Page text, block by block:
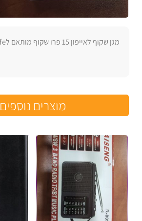
מגן שקוף לאייפון 15 פרו שקוף מותאם לMagsafe .איכותי .
מוצרים נוספים